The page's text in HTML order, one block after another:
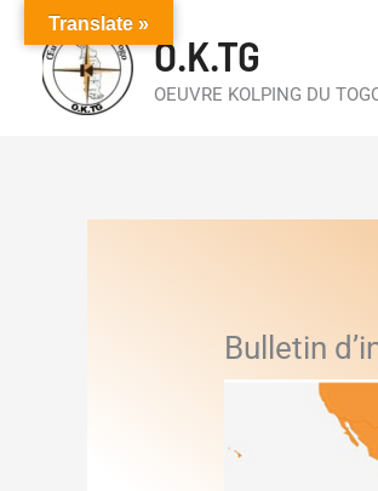
contenu
O.K.TG
OEUVRE KOLPING DU
Bulletin
Translate »